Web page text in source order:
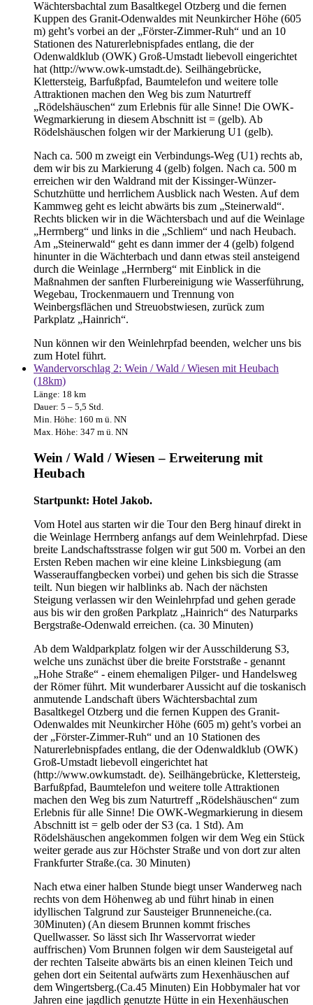
Wächtersbachtal zum Basaltkegel Otzberg und die fernen
Kuppen des Granit-Odenwaldes mit Neunkircher Höhe (605
m) geht’s vorbei an der „Förster-Zimmer-Ruh“ und an 10
Stationen des Naturerlebnispfades entlang, die der
Odenwaldklub (OWK) Groß-Umstadt liebevoll eingerichtet
hat (http://www.owk-umstadt.de). Seilhängebrücke,
Klettersteig, Barfußpfad, Baumtelefon und weitere tolle
Attraktionen machen den Weg bis zum Naturtreff
„Rödelshäuschen“ zum Erlebnis für alle Sinne! Die OWK-
Wegmarkierung in diesem Abschnitt ist = (gelb). Ab
Rödelshäuschen folgen wir der Markierung U1 (gelb).
Nach ca. 500 m zweigt ein Verbindungs-Weg (U1) rechts ab,
dem wir bis zu Markierung 4 (gelb) folgen. Nach ca. 500 m
erreichen wir den Waldrand mit der Kissinger-Wünzer-
Schutzhütte und herrlichem Ausblick nach Westen. Auf dem
Kammweg geht es leicht abwärts bis zum „Steinerwald“.
Rechts blicken wir in die Wächtersbach und auf die Weinlage
„Herrnberg“ und links in die „Schliem“ und nach Heubach.
Am „Steinerwald“ geht es dann immer der 4 (gelb) folgend
hinunter in die Wächterbach und dann etwas steil ansteigend
durch die Weinlage „Herrnberg“ mit Einblick in die
Maßnahmen der sanften Flurbereinigung wie Wasserführung,
Wegebau, Trockenmauern und Trennung von
Weinbergsflächen und Streuobstwiesen, zurück zum
Parkplatz „Hainrich“.
Nun können wir den Weinlehrpfad beenden, welcher uns bis
zum Hotel führt.
Wandervorschlag 2: Wein / Wald / Wiesen mit Heubach
(18km)
Länge: 18 km
Dauer: 5 – 5,5 Std.
Min. Höhe: 160 m ü. NN
Max. Höhe: 347 m ü. NN
Wein / Wald / Wiesen – Erweiterung mit
Heubach
Startpunkt: Hotel Jakob.
Vom Hotel aus starten wir die Tour den Berg hinauf direkt in
die Weinlage Herrnberg anfangs auf dem Weinlehrpfad. Diese
breite Landschaftsstrasse folgen wir gut 500 m. Vorbei an den
Ersten Reben machen wir eine kleine Linksbiegung (am
Wasserauffangbecken vorbei) und gehen bis sich die Strasse
teilt. Nun biegen wir halblinks ab. Nach der nächsten
Steigung verlassen wir den Weinlehrpfad und gehen gerade
aus bis wir den großen Parkplatz „Hainrich“ des Naturparks
Bergstraße-Odenwald erreichen. (ca. 30 Minuten)
Ab dem Waldparkplatz folgen wir der Ausschilderung S3,
welche uns zunächst über die breite Forststraße - genannt
„Hohe Straße“ - einem ehemaligen Pilger- und Handelsweg
der Römer führt. Mit wunderbarer Aussicht auf die toskanisch
anmutende Landschaft übers Wächtersbachtal zum
Basaltkegel Otzberg und die fernen Kuppen des Granit-
Odenwaldes mit Neunkircher Höhe (605 m) geht’s vorbei an
der „Förster-Zimmer-Ruh“ und an 10 Stationen des
Naturerlebnispfades entlang, die der Odenwaldklub (OWK)
Groß-Umstadt liebevoll eingerichtet hat
(http://www.owkumstadt. de). Seilhängebrücke, Klettersteig,
Barfußpfad, Baumtelefon und weitere tolle Attraktionen
machen den Weg bis zum Naturtreff „Rödelshäuschen“ zum
Erlebnis für alle Sinne! Die OWK-Wegmarkierung in diesem
Abschnitt ist = gelb oder der S3 (ca. 1 Std). Am
Rödelshäuschen angekommen folgen wir dem Weg ein Stück
weiter gerade aus zur Höchster Straße und von dort zur alten
Frankfurter Straße.(ca. 30 Minuten)
Nach etwa einer halben Stunde biegt unser Wanderweg nach
rechts von dem Höhenweg ab und führt hinab in einen
idyllischen Talgrund zur Sausteiger Brunneneiche.(ca.
30Minuten) (An diesem Brunnen kommt frisches
Quellwasser. So lässt sich Ihr Wasservorrat wieder
auffrischen) Vom Brunnen folgen wir dem Sausteigetal auf
der rechten Talseite abwärts bis an einen kleinen Teich und
gehen dort ein Seitental aufwärts zum Hexenhäuschen auf
dem Wingertsberg.(Ca.45 Minuten) Ein Hobbymaler hat vor
Jahren eine jagdlich genutzte Hütte in ein Hexenhäuschen